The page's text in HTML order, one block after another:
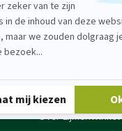
Informatie
Over Lijmenwinkel